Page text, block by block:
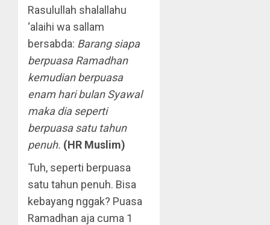
Rasulullah shalallahu
‘alaihi wa sallam
bersabda: Barang siapa
berpuasa Ramadhan
kemudian berpuasa
enam hari bulan Syawal
maka dia seperti
berpuasa satu tahun
penuh. (HR Muslim)
Tuh, seperti berpuasa
satu tahun penuh. Bisa
kebayang nggak? Puasa
Ramadhan aja cuma 1